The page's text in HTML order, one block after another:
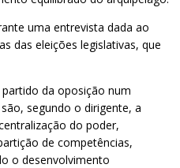
uma entrevista dada ao
das eleições legislativas, que
da oposição num
segundo o dirigente, a
do poder,
de competências,
o desenvolvimento